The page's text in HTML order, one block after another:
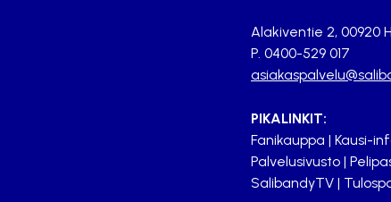
Alakiventie 2, 00920
P. 0400-529 017
PIKALINKIT:
Fanikauppa | Kausi-
Palvelusivusto |
SalibandyTV |